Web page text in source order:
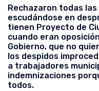
Rechazaron todas
escudándose en
tienen Proyecto de
cuando eran
Gobierno, que no
los despidos
a trabajadores
indemnizaciones
todos.